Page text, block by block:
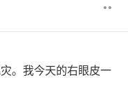
••
。我今天的右眼皮一